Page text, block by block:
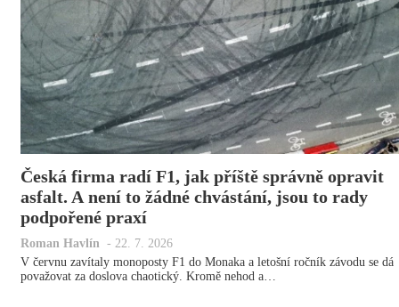
Česká firma radí F1, jak příště správně opravit
asfalt. A není to žádné chvástání, jsou to rady
podpořené praxí
Roman Havlín - 22. 7. 2026
V červnu zavítaly monoposty F1 do Monaka a letošní ročník závodu se dá
považovat za doslova chaotický. Kromě nehod a…